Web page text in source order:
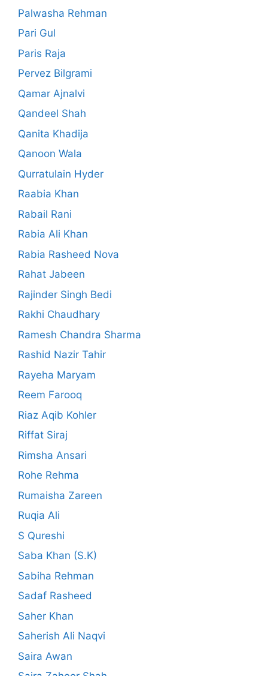
Palwasha Rehman
Pari Gul
Paris Raja
Pervez Bilgrami
Qamar Ajnalvi
Qandeel Shah
Qanita Khadija
Qanoon Wala
Qurratulain Hyder
Raabia Khan
Rabail Rani
Rabia Ali Khan
Rabia Rasheed Nova
Rahat Jabeen
Rajinder Singh Bedi
Rakhi Chaudhary
Ramesh Chandra Sharma
Rashid Nazir Tahir
Rayeha Maryam
Reem Farooq
Riaz Aqib Kohler
Riffat Siraj
Rimsha Ansari
Rohe Rehma
Rumaisha Zareen
Ruqia Ali
S Qureshi
Saba Khan (S.K)
Sabiha Rehman
Sadaf Rasheed
Saher Khan
Saherish Ali Naqvi
Saira Awan